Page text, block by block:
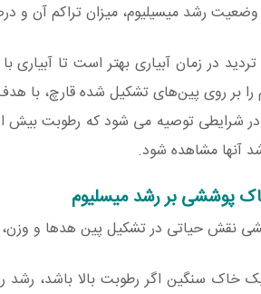
وضعیت رشد میسیلیوم، میزان تراکم آن و
در زمان آبیاری بهتر است تا آبیاری
را بر روی پین‌های تشکیل شده قارچ، با
در شرایطی توصیه می شود که رطوبت بیش
آنها مشاهده شود.
پوششی بر رشد میسلیوم
نقش حیاتی در تشکیل پین هدها و وزن،
یک خاک سنگین اگر رطوبت بالا باشد،